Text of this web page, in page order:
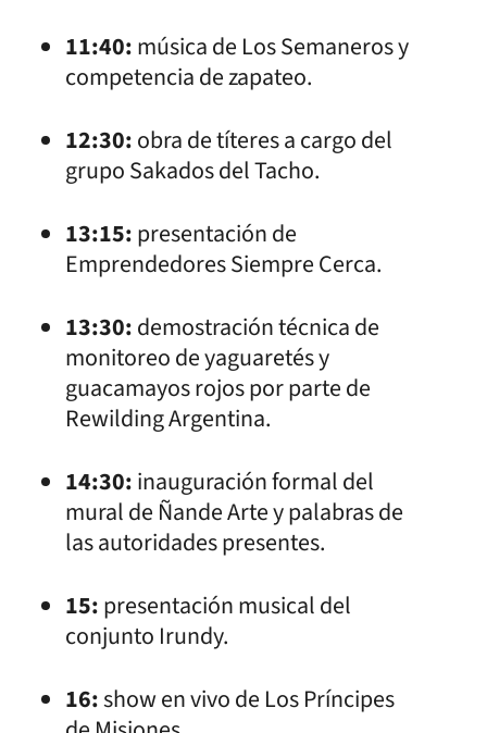
11:40:música de Los Semaneros y
competencia de zapateo.
12:30:obra de títeres a cargo del
grupo Sakados del Tacho.
13:15:presentación de
Emprendedores Siempre Cerca.
13:30:demostración técnica de
monitoreo de yaguaretés y
guacamayos rojos por parte de
Rewilding Argentina.
14:30:inauguración formal del
mural de Ñande Arte y palabras de
las autoridades presentes.
15:presentación musical del
conjunto Irundy.
16:show en vivo de Los Príncipes